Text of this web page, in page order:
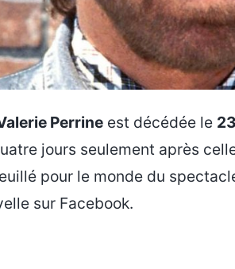
Perrine est décédée le
jours seulement après
pour le monde du
sur Facebook.